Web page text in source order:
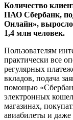
Количество
ПАО Сбербанк,
Онлайн», выросло
1,4 млн человек.
Пользователям
практически все
регулярных
вкладов, подача
помощью
электронных
магазинах,
авиабилеты и даже